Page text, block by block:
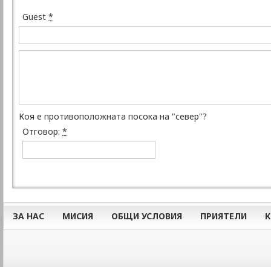
Guest *
Коя е противоположната посока на "север"?
Отговор: *
ЗА НАС МИСИЯ ОБЩИ УСЛОВИЯ ПРИЯТЕЛИ